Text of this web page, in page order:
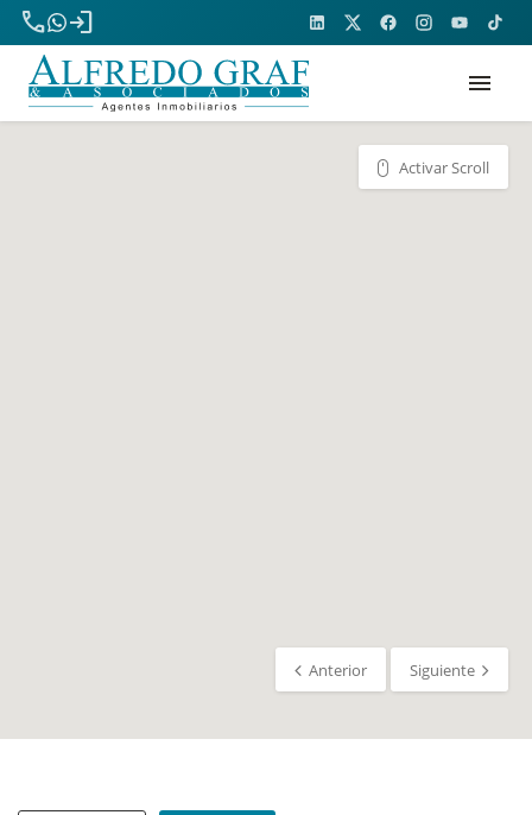
phone
login
menu
Activar Scroll
Anterior Siguiente